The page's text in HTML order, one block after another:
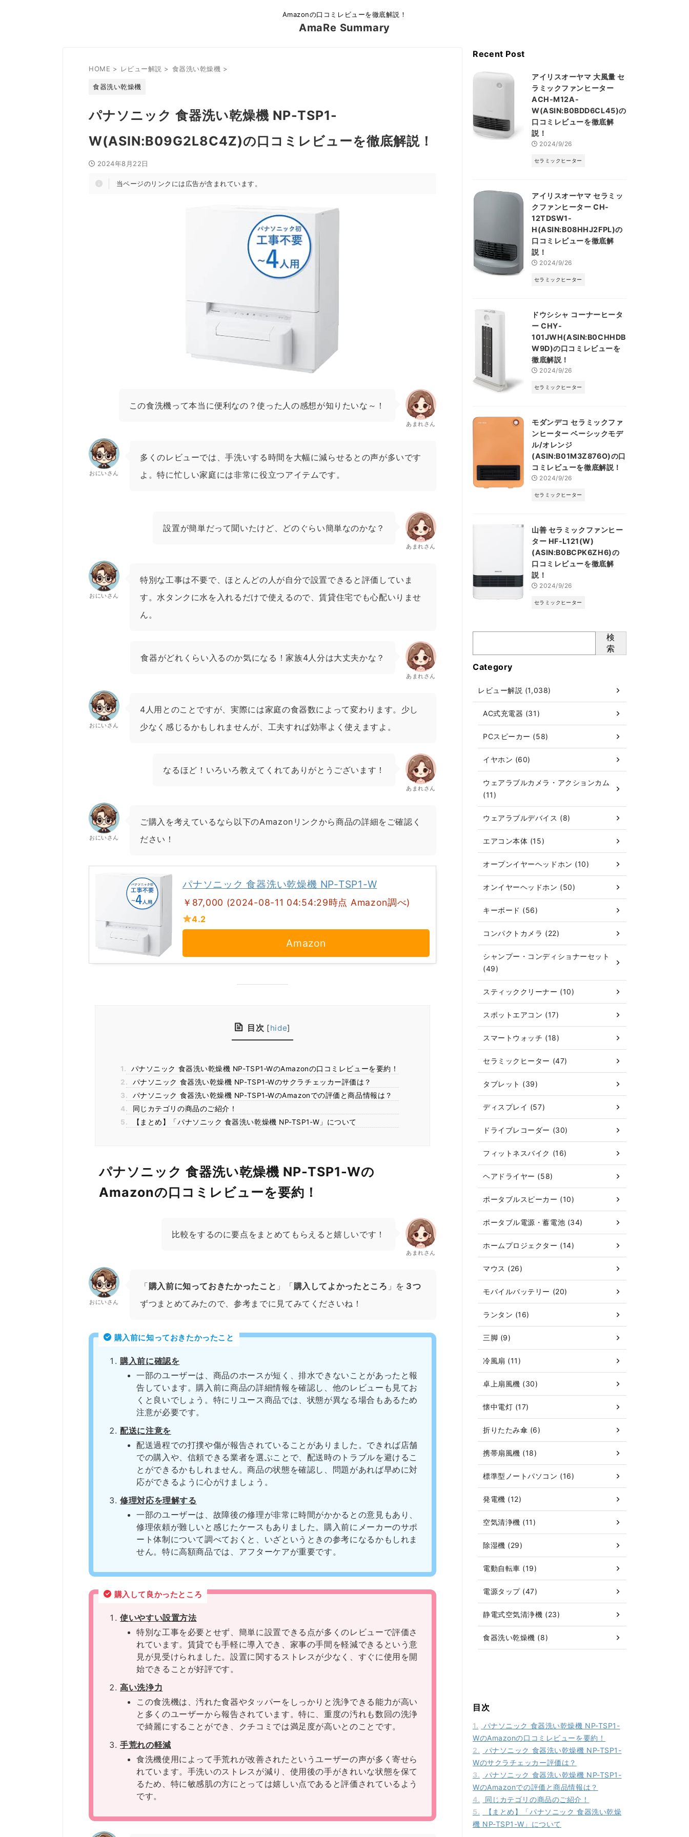
Amazonの口コミレビューを徹底解説！
AmaRe Summary
HOME > レビュー解説 > 食器洗い乾燥機 >
食器洗い乾燥機
パナソニック 食器洗い乾燥機 NP-TSP1-
W(ASIN:B09G2L8C4Z)の口コミレビューを徹底解説！
2024年8月22日
当ページのリンクには広告が含まれています。
この食洗機って本当に便利なの？使った人の感想が知りたいな～！
あまれさん
おにいさん
多くのレビューでは、手洗いする時間を大幅に減らせるとの声が多いです
よ。特に忙しい家庭には非常に役立つアイテムです。
設置が簡単だって聞いたけど、どのぐらい簡単なのかな？
あまれさん
おにいさん
特別な工事は不要で、ほとんどの人が自分で設置できると評価していま
す。水タンクに水を入れるだけで使えるので、賃貸住宅でも心配いりませ
ん。
食器がどれくらい入るのか気になる！家族4人分は大丈夫かな？
あまれさん
おにいさん
4人用とのことですが、実際には家庭の食器数によって変わります。少し
少なく感じるかもしれませんが、工夫すれば効率よく使えますよ。
なるほど！いろいろ教えてくれてありがとうございます！
あまれさん
おにいさん
ご購入を考えているなら以下のAmazonリンクから商品の詳細をご確認く
ださい！
パナソニック 食器洗い乾燥機 NP-TSP1-W
￥87,000 (2024-08-11 04:54:29時点 Amazon調べ)
4.2
Amazon
目次 [hide]
1.
パナソニック 食器洗い乾燥機 NP-TSP1-WのAmazonの口コミレビューを要約！
2.
パナソニック 食器洗い乾燥機 NP-TSP1-Wのサクラチェッカー評価は？
3.
パナソニック 食器洗い乾燥機 NP-TSP1-WのAmazonでの評価と商品情報は？
4.
同じカテゴリの商品のご紹介！
5.
【まとめ】「パナソニック 食器洗い乾燥機 NP-TSP1-W」について
パナソニック 食器洗い乾燥機 NP-TSP1-Wの
Amazonの口コミレビューを要約！
比較をするのに要点をまとめてもらえると嬉しいです！
あまれさん
おにいさん
「購入前に知っておきたかったこと 」「購入してよかったところ 」を ３つ
ずつまとめてみたので、参考までに見てみてくださいね！
購入前に知っておきたかったこと
購入前に確認を
一部のユーザーは、商品のホースが短く、排水できないことがあったと報
告しています。購入前に商品の詳細情報を確認し、他のレビューも見てお
くと良いでしょう。特にリユース商品では、状態が異なる場合もあるため
注意が必要です。
配送に注意を
配送過程での打撲や傷が報告されていることがありました。できれば店舗
での購入や、信頼できる業者を選ぶことで、配送時のトラブルを避けるこ
とができるかもしれません。商品の状態を確認し、問題があれば早めに対
応ができるように心がけましょう。
修理対応を理解する
一部のユーザーは、故障後の修理が非常に時間がかかるとの意見もあり、
修理依頼が難しいと感じたケースもありました。購入前にメーカーのサポ
ート体制について調べておくと、いざというときの参考になるかもしれま
せん。特に高額商品では、アフターケアが重要です。
購入して良かったところ
使いやすい設置方法
特別な工事を必要とせず、簡単に設置できる点が多くのレビューで評価さ
れています。賃貸でも手軽に導入でき、家事の手間を軽減できるという意
見が見受けられました。設置に関するストレスが少なく、すぐに使用を開
始できることが好評です。
高い洗浄力
この食洗機は、汚れた食器やタッパーをしっかりと洗浄できる能力が高い
と多くのユーザーから報告されています。特に、重度の汚れも数回の洗浄
で綺麗にすることができ、クチコミでは満足度が高いとのことです。
手荒れの軽減
食洗機使用によって手荒れが改善されたというユーザーの声が多く寄せら
れています。手洗いのストレスが減り、使用後の手がきれいな状態を保て
るため、特に敏感肌の方にとっては嬉しい点であると評価されているよう
です。
Recent Post
アイリスオーヤマ 大風量 セ
ラミックファンヒーター
ACH-M12A-
W(ASIN:B0BDD6CL45)の
口コミレビューを徹底解
説！
2024/9/26
セラミックヒーター
アイリスオーヤマ セラミッ
クファンヒーター CH-
12TDSW1-
H(ASIN:B08HHJ2FPL)の
口コミレビューを徹底解
説！
2024/9/26
セラミックヒーター
ドウシシャ コーナーヒータ
ー CHY-
101JWH(ASIN:B0CHHDB
W9D)の口コミレビューを
徹底解説！
2024/9/26
セラミックヒーター
モダンデコ セラミックファ
ンヒーター ベーシックモデ
ル/オレンジ
(ASIN:B01M3Z876O)の口
コミレビューを徹底解説！
2024/9/26
セラミックヒーター
山善 セラミックファンヒー
ター HF-L121(W)
(ASIN:B0BCPK6ZH6)の
口コミレビューを徹底解
説！
2024/9/26
セラミックヒーター
検
索
Category
レビュー解説 (1,038)
AC式充電器 (31)
PCスピーカー (58)
イヤホン (60)
ウェアラブルカメラ・アクションカム
(11)
ウェアラブルデバイス (8)
エアコン本体 (15)
オープンイヤーヘッドホン (10)
オンイヤーヘッドホン (50)
キーボード (56)
コンパクトカメラ (22)
シャンプー・コンディショナーセット
(49)
スティッククリーナー (10)
スポットエアコン (17)
スマートウォッチ (18)
セラミックヒーター (47)
タブレット (39)
ディスプレイ (57)
ドライブレコーダー (30)
フィットネスバイク (16)
ヘアドライヤー (58)
ポータブルスピーカー (10)
ポータブル電源・蓄電池 (34)
ホームプロジェクター (14)
マウス (26)
モバイルバッテリー (20)
ランタン (16)
三脚 (9)
冷風扇 (11)
卓上扇風機 (30)
懐中電灯 (17)
折りたたみ傘 (6)
携帯扇風機 (18)
標準型ノートパソコン (16)
発電機 (12)
空気清浄機 (11)
除湿機 (29)
電動自転車 (19)
電源タップ (47)
静電式空気清浄機 (23)
食器洗い乾燥機 (8)
目次
1.
パナソニック 食器洗い乾燥機 NP-TSP1-
WのAmazonの口コミレビューを要約！
2.
パナソニック 食器洗い乾燥機 NP-TSP1-
Wのサクラチェッカー評価は？
3.
パナソニック 食器洗い乾燥機 NP-TSP1-
WのAmazonでの評価と商品情報は？
4.
同じカテゴリの商品のご紹介！
5.
【まとめ】「パナソニック 食器洗い乾燥
機 NP-TSP1-W」について